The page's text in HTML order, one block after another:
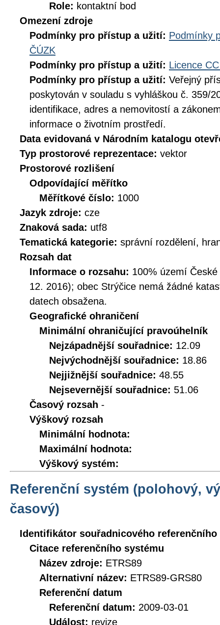
Role: kontaktní bod
Omezení zdroje
Podmínky pro přístup a užití: Podmínky
ČÚZK
Podmínky pro přístup a užití: Licence
Podmínky pro přístup a užití: Veřejný
poskytován v souladu s vyhláškou č. 359/
identifikace, adres a nemovitostí a
informace o životním prostředí.
Data evidovaná v Národním katalogu
Typ prostorové reprezentace: vektor
Prostorové rozlišení
Odpovídající měřítko
Měřítkové číslo: 1000
Jazyk zdroje: cze
Znaková sada: utf8
Tematická kategorie: správní rozdělení,
Rozsah dat
Informace o rozsahu: 100% území
12. 2016); obec Strýčice nemá žádné
datech obsažena.
Geografické ohraničení
Minimální ohraničující pravoúhelník
Nejzápadnější souřadnice: 12.09
Nejvýchodnější souřadnice: 18.86
Nejjižnější souřadnice: 48.55
Nejsevernější souřadnice: 51.06
Časový rozsah -
Výškový rozsah
Minimální hodnota:
Maximální hodnota:
Výškový systém:
Referenční systém (polohový,
časový)
Identifikátor souřadnicového referenčního
Citace referenčního systému
Název zdroje: ETRS89
Alternativní název: ETRS89-GRS80
Referenční datum
Referenční datum: 2009-03-01
Událost: revize